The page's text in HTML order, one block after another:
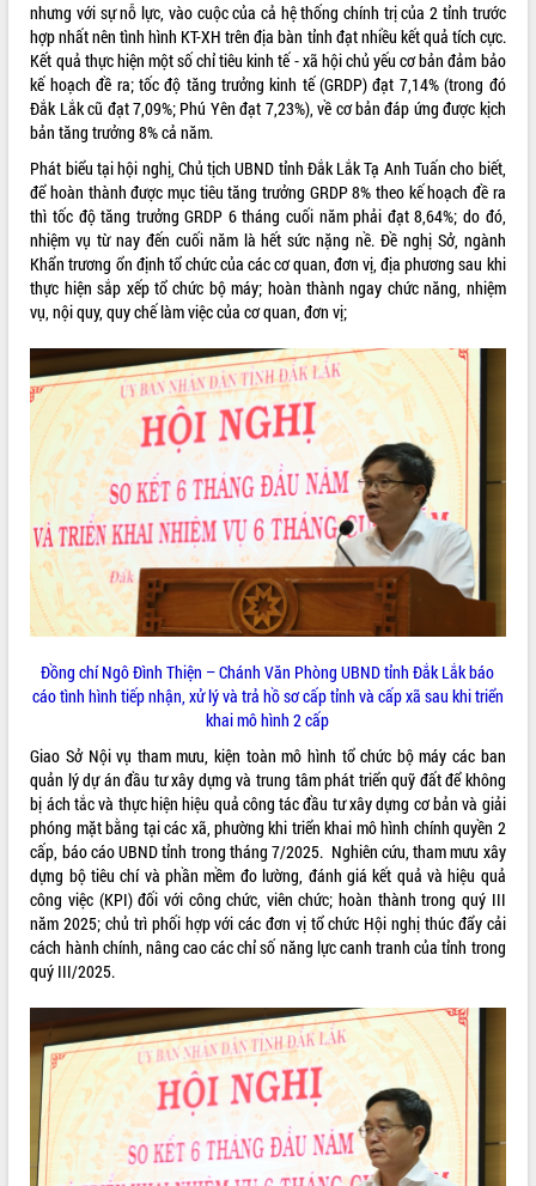
Lắk
Khơi thông điểm nghẽn, đẩy nhanh
giải ngân vốn khắc phục thiên tai
HĐND tỉnh thông qua điều chỉnh Quy
hoạch tỉnh thời kỳ 2021-2030
Hội thảo góp ý hồ sơ điều chỉnh quy
hoạch tỉnh Đắk Lắk thời kỳ 2021-2030,
tầm nhìn đến năm 2050
Nâng cao hiệu quả hoạt động của các
doanh nghiệp nhà nước
Hội nghị triển khai kết nối mạng
truyền số liệu chuyên dùng phục vụ cơ
quan Đảng, Nhà nước
Lễ phát động chuỗi hoạt động chung
tay làm sạch môi trường
Xã Ea Kar bước chuyển mình trong
công tác cải cách hành chính mô hình
mới
UBND tỉnh họp báo định kỳ tháng 4
năm 2026
Hội thảo khoa học “Giải pháp thúc đẩy
phát triển nền kinh tế xanh tại tỉnh
Đắk Lắk”
Tăng cường giám sát, đôn đốc thực
hiện nhiệm vụ quản lý tài sản công
hàng tuần
Tháo gỡ những vướng mắc, đẩy mạnh
tại Trung tâm Phục vụ hành chính
công tỉnh
Đắk Lắk: Tôn vinh 46 giải pháp tại Hội
thi Sáng tạo Kỹ thuật 2024 - 2025
Đắk Lắk rà soát, điều chỉnh Đề án 190
về phát triển nuôi trồng thủy sản
Phó Chủ tịch UBND tỉnh Đắk Lắk
Trương Công Thái kiểm tra thực địa
Dự án cao tốc Khánh Hòa - Buôn Ma
Định vị cà phê Việt Nam như một “di
sản sống” trong dòng chảy toàn cầu
Xây dựng nông thôn mới: Nâng cao đời
sống người dân từ những mô hình thiết
thực
Quyết liệt tháo gỡ vướng mắc, đẩy
nhanh tiến độ các dự án trọng điểm
nhưng với sự nỗ lực, vào cuộc của cả hệ thống chính trị của 2 tỉnh trước
hợp nhất nên tình hình KT-XH trên địa bàn tỉnh đạt nhiều kết quả tích cực.
Kết quả thực hiện một số chỉ tiêu kinh tế - xã hội chủ yếu cơ bản đảm bảo
kế hoạch đề ra; tốc độ tăng trưởng kinh tế (GRDP) đạt 7,14% (trong đó
Đắk Lắk cũ đạt 7,09%; Phú Yên đạt 7,23%), về cơ bản đáp ứng được kịch
bản tăng trưởng 8% cả năm.
Phát biểu tại hội nghị, Chủ tịch UBND tỉnh Đắk Lắk Tạ Anh Tuấn cho biết,
để hoàn thành được mục tiêu tăng trưởng GRDP 8% theo kế hoạch đề ra
thì tốc độ tăng trưởng GRDP 6 tháng cuối năm phải đạt 8,64%; do đó,
nhiệm vụ từ nay đến cuối năm là hết sức nặng nề. Đề nghị Sở, ngành
Khẩn trương ổn định tổ chức của các cơ quan, đơn vị, địa phương sau khi
thực hiện sắp xếp tổ chức bộ máy; hoàn thành ngay chức năng, nhiệm
vụ, nội quy, quy chế làm việc của cơ quan, đơn vị;
Đồng chí Ngô Đình Thiện – Chánh Văn Phòng UBND tỉnh Đắk Lắk báo
cáo tình hình tiếp nhận, xử lý và trả hồ sơ cấp tỉnh và cấp xã sau khi triển
khai mô hình 2 cấp
Giao Sở Nội vụ tham mưu, kiện toàn mô hình tổ chức bộ máy các ban
quản lý dự án đầu tư xây dựng và trung tâm phát triển quỹ đất để không
bị ách tắc và thực hiện hiệu quả công tác đầu tư xây dựng cơ bản và giải
phóng mặt bằng tại các xã, phường khi triển khai mô hình chính quyền 2
cấp, báo cáo UBND tỉnh trong tháng 7/2025. Nghiên cứu, tham mưu xây
dựng bộ tiêu chí và phần mềm đo lường, đánh giá kết quả và hiệu quả
công việc (KPI) đối với công chức, viên chức; hoàn thành trong quý III
năm 2025; chủ trì phối hợp với các đơn vị tổ chức Hội nghị thúc đẩy cải
cách hành chính, nâng cao các chỉ số năng lực canh tranh của tỉnh trong
quý III/2025.